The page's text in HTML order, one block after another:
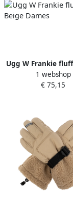
Ugg W Frankie
Dames
1 webshop
€ 75,15